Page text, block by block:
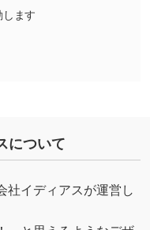
い／QRコード
ます
について
社イディアスが運営し